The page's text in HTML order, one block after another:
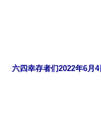
六四幸存者们2022年6月4